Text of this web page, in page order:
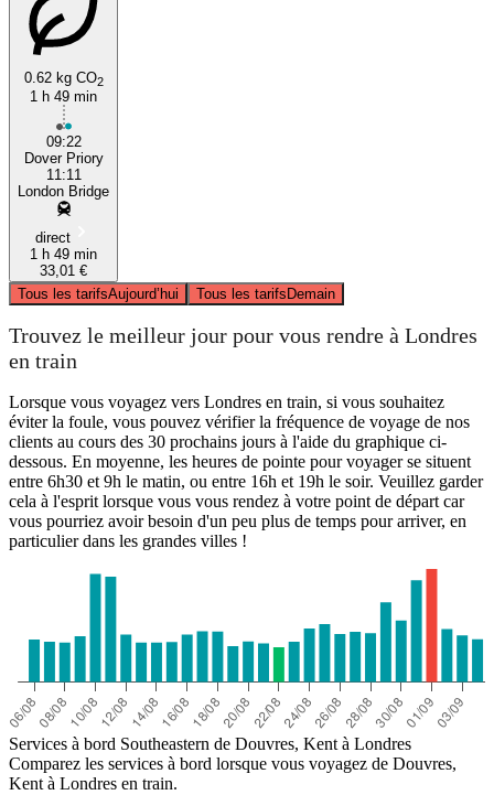
0.62 kg CO2
1 h 49 min
09:22
Dover Priory
11:11
London Bridge
direct
1 h 49 min
33,01 €
Tous les tarifsAujourd’hui Tous les tarifsDemain
Trouvez le meilleur jour pour vous rendre à Londres
en train
Lorsque vous voyagez vers Londres en train, si vous souhaitez
éviter la foule, vous pouvez vérifier la fréquence de voyage de nos
clients au cours des 30 prochains jours à l'aide du graphique ci-
dessous. En moyenne, les heures de pointe pour voyager se situent
entre 6h30 et 9h le matin, ou entre 16h et 19h le soir. Veuillez garder
cela à l'esprit lorsque vous vous rendez à votre point de départ car
vous pourriez avoir besoin d'un peu plus de temps pour arriver, en
particulier dans les grandes villes !
Services à bord Southeastern de Douvres, Kent à Londres
Comparez les services à bord lorsque vous voyagez de Douvres,
Kent à Londres en train.